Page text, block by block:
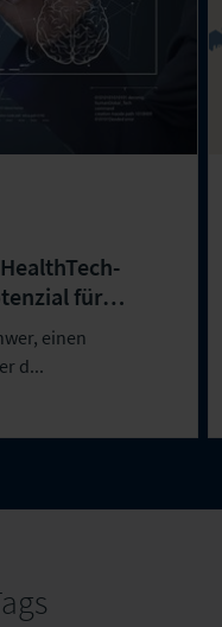
für
einen
d...